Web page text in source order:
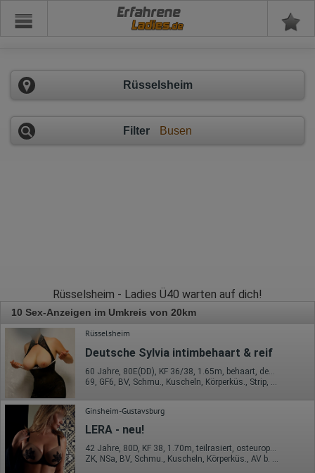
Erfahrene
Rüsselsheim
Filter Busen
Rüsselsheim - Ladies Ü40 warten auf dich!
10 Sex-Anzeigen im Umkreis von 20km
Rüsselsheim
Deutsche Sylvia intimbehaart & reif
60 Jahre, 80E(DD), KF 36/38, 1.65m, behaart, deutsch
69, GF6, BV, Schmu., Kuscheln, Körperküs., Strip, FE
Ginsheim-Gustavsburg
LERA - neu!
42 Jahre, 80D, KF 38, 1.70m, teilrasiert, osteuropäisch
ZK, NSa, BV, Schmu., Kuscheln, Körperküs., AV b. Ihm, DSa